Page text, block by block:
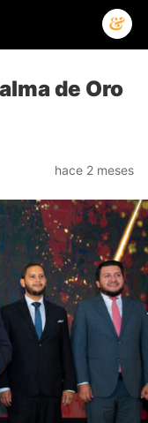
de Oro
hace 2 meses